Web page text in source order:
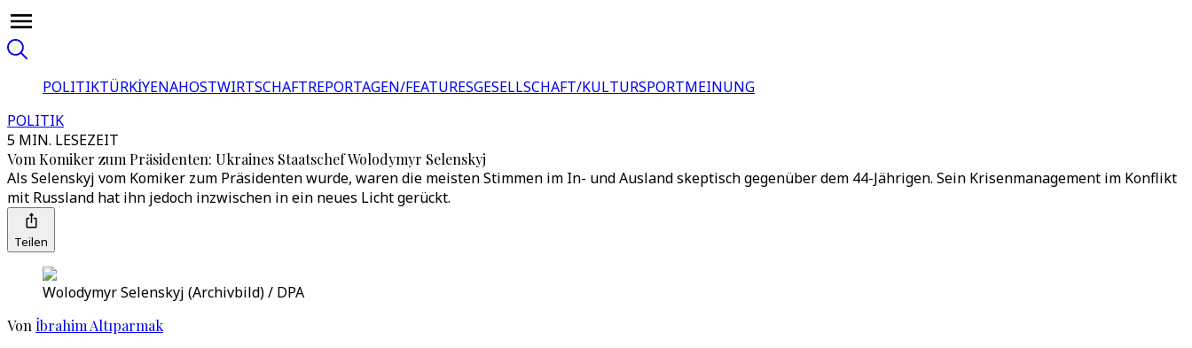
POLITIKTÜRKİYENAHOSTWIRTSCHAFTREPORTAGEN/FEATURESGESELLSCHAFT/KULTURSPORTMEINUNG
POLITIK
5 MIN. LESEZEIT
Vom Komiker zum Präsidenten: Ukraines Staatschef Wolodymyr Selenskyj
Als Selenskyj vom Komiker zum Präsidenten wurde, waren die meisten Stimmen im In- und Ausland skeptisch gegenüber dem 44-Jährigen. Sein Krisenmanagement im Konflikt
mit Russland hat ihn jedoch inzwischen in ein neues Licht gerückt.
Teilen
Wolodymyr Selenskyj (Archivbild) / DPA
Von İbrahim Altıparmak